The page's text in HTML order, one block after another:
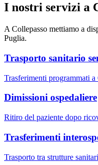
I nostri servizi a
A Collepasso mettiamo a
Puglia.
Trasporto sanitario
Trasferimenti programmati
Dimissioni ospedaliere
Ritiro del paziente dopo
Trasferimenti
Trasporto tra strutture